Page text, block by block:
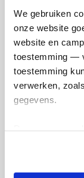
We gebruiken
onze website
website en
toestemming —
toestemming
verwerken,
gegevens.
tonen. Je kunt
intrekken via